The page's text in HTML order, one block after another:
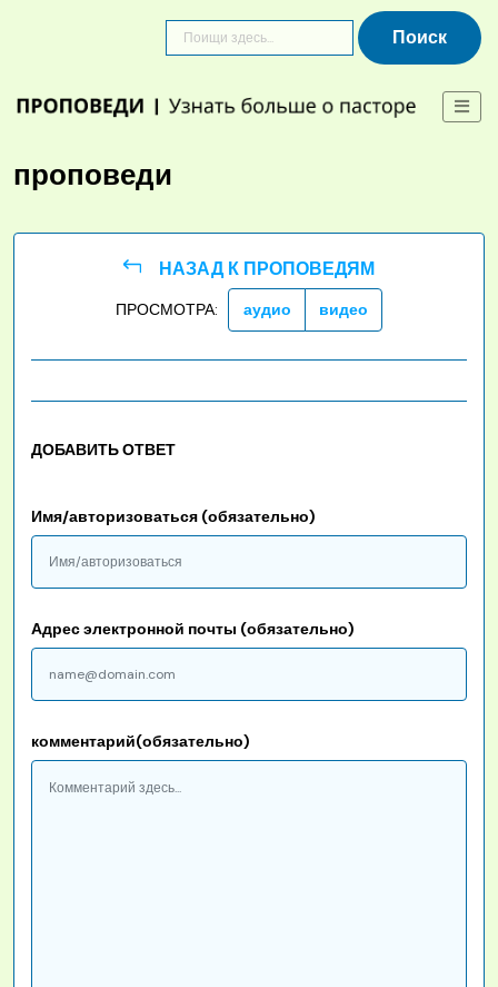
проповеди
НАЗАД К ПРОПОВЕДЯМ
ПРОСМОТРА: аудио видео
ДОБАВИТЬ ОТВЕТ
комментарий(обязательно)
Имя/авторизоваться (обязательно)
Адрес электронной почты (обязательно)